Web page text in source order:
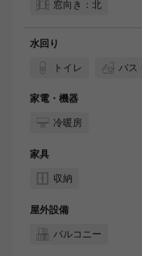
窓向き：北
水回り
トイレ
バス
家電・機器
冷暖房
家具
収納
屋外設備
バルコニー